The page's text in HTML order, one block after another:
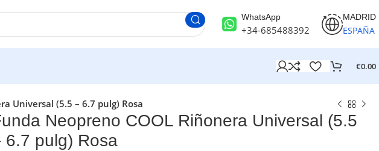
WhatsApp
+34-685488392
MADRID
ESPAÑA
€0.00
Universal (5.5 – 6.7 pulg) Rosa
Neopreno COOL Riñonera Universal (5.5
6.7 pulg) Rosa